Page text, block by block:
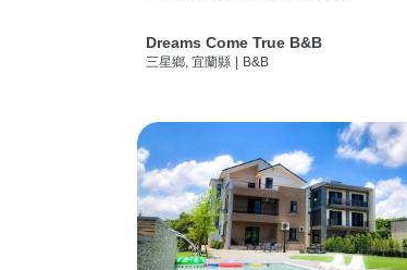
Dreams Come True B&B
三星鄉, 宜蘭縣 | B&B